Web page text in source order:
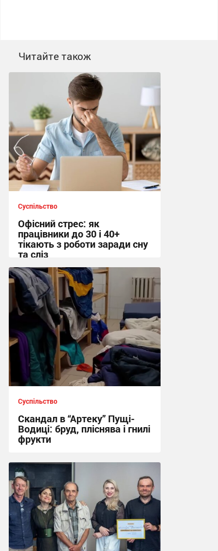
Читайте також
Суспільство
Офісний стрес: як
працівники до 30 і 40+
тікають з роботи заради сну
та сліз
12:09 сьогодні
Суспільство
Скандал в “Артеку” Пущі-
Водиці: бруд, пліснява і гнилі
фрукти
19:07 вчора